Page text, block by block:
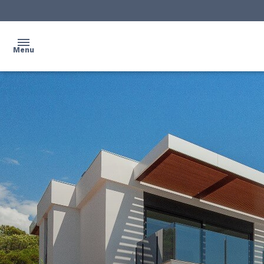
Menu
ACCUEIL
NOS
BIENS
PROGRAMMES
NEUFS
QUI
SOMMES-
NOUS ?